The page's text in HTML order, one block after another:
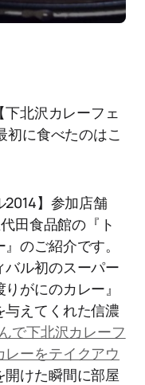
下北沢カレーフェ
初に食べたのはこ
2014】参加店舗
田食品館の『ト
のご紹介です。
ル初のスーパー
がにのカレー』
与えてくれた信濃
で下北沢カレーフ
ーをテイクアウ
開けた瞬間に部屋